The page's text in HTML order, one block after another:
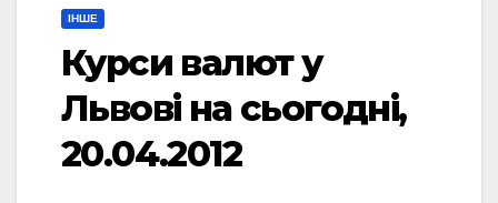
ІНШЕ
Курси валют у
Львові на сьогодні,
20.04.2012